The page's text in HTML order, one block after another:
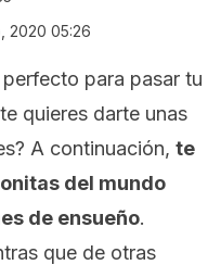
2020 05:26
para pasar tu
quieres darte unas
A continuación, te
del mundo
de ensueño.
que de otras